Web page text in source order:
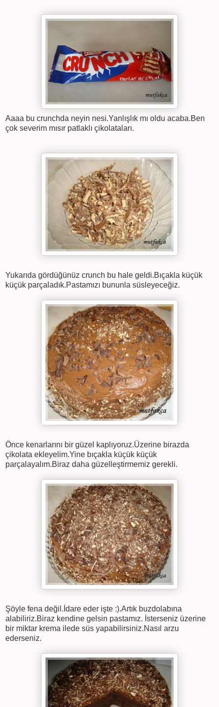
Aaaa bu crunchda neyin nesi.Yanlışlık mı oldu acaba.Ben
çok severim mısır patlaklı çikolataları.
Yukarıda gördüğünüz crunch bu hale geldi.Bıçakla küçük
küçük parçaladık.Pastamızı bununla süsleyeceğiz.
Önce kenarlarını bir güzel kaplıyoruz.Üzerine birazda
çikolata ekleyelim.Yine bıçakla küçük küçük
parçalayalım.Biraz daha güzelleştirmemiz gerekli.
Şöyle fena değil.İdare eder işte :).Artık buzdolabına
alabiliriz.Biraz kendine gelsin pastamız. İsterseniz üzerine
bir miktar krema ilede süs yapabilirsiniz.Nasıl arzu
ederseniz.